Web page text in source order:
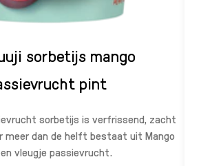
sorbetijs mango
pint
sorbetijs is verfrissend, zacht
meer dan de helft bestaat uit Mango
vleugje passievrucht.